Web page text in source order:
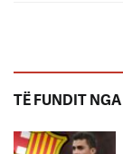
TË FUNDIT